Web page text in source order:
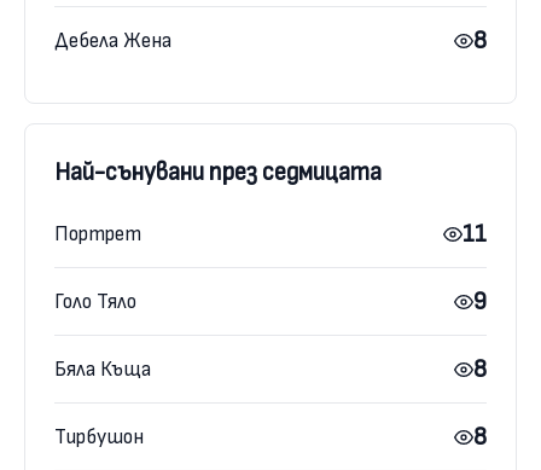
Дебела Жена 8
Най-сънувани през седмицата
Портрет 11
Голо Тяло 9
Бяла Къща 8
Тирбушон 8